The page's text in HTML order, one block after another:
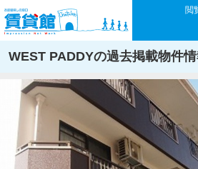
閲
WEST PADDYの過去掲載物件